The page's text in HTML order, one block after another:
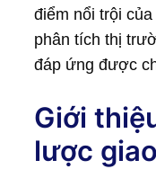
điểm nổi trội
phân tích thị
đáp ứng được
Giới
lược